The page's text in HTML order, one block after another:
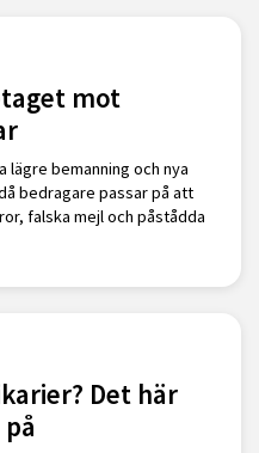
mot
bemanning och nya
bedragare passar på att
falska mejl och påstådda
Det här